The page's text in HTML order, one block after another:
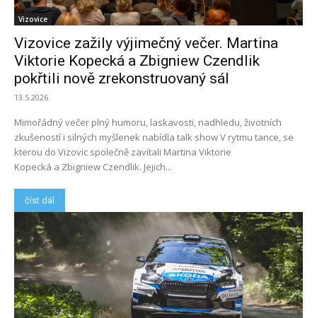
Vizovice
Vizovice zažily výjimečný večer. Martina
Viktorie Kopecká a Zbigniew Czendlik
pokřtili nově zrekonstruovaný sál
13.5.2026
Mimořádný večer plný humoru, laskavosti, nadhledu, životních
zkušeností i silných myšlenek nabídla talk show V rytmu tance, se
kterou do Vizovic společně zavítali Martina Viktorie
Kopecká a Zbigniew Czendlik. Jejich...
číst dál